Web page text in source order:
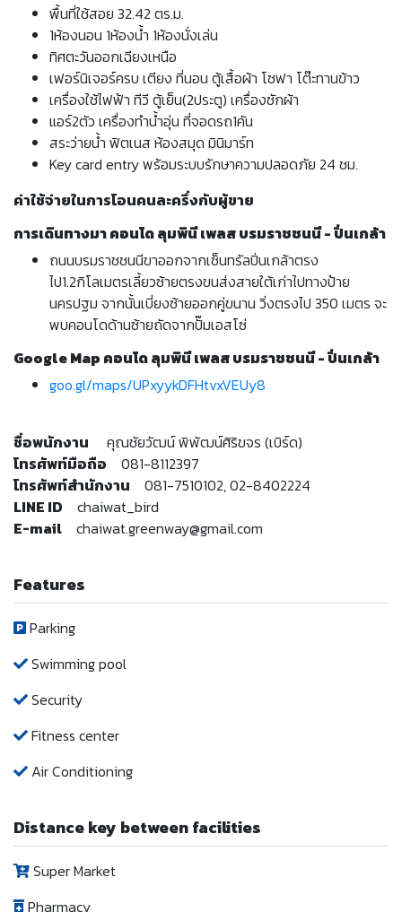
พื้นที่ใช้สอย 32.42 ตร.ม.
1ห้องนอน 1ห้องน้ำ 1ห้องนั่งเล่น
ทิศตะวันออกเฉียงเหนือ
เฟอร์นิเจอร์ครบ เตียง ที่นอน ตู้เสื้อผ้า โซฟา โต๊ะทานข้าว
เครื่องใช้ไฟฟ้า ทีวี ตู้เย็น(2ประตู) เครื่องซักผ้า
แอร์2ตัว เครื่องทำน้ำอุ่น ที่จอดรถ1คัน
สระว่ายน้ำ ฟิตเนส ห้องสมุด มินิมาร์ท
Key card entry พร้อมระบบรักษาความปลอดภัย 24 ชม.
ค่าใช้จ่ายในการโอนคนละครึ่งกับผู้ขาย
การเดินทางมา คอนโด ลุมพินี เพลส บรมราชชนนี - ปิ่นเกล้า
ถนนบรมราชชนนีขาออกจากเซ็นทรัลปิ่นเกล้าตรง
ไป1.2กิโลเมตรเลี้ยวซ้ายตรงขนส่งสายใต้เก่าไปทางป้าย
นครปฐม จากนั้นเบี่ยงซ้ายออกคู่ขนาน วิ่งตรงไป 350 เมตร จะ
พบคอนโดด้านซ้ายถัดจากปั๊มเอสโซ่
Google Map คอนโด ลุมพินี เพลส บรมราชชนนี - ปิ่นเกล้า
goo.gl/maps/UPxyykDFHtvxVEUy8
ชื่อพนักงาน คุณชัยวัฒน์ พิพัฒน์ศิริขจร (เบิร์ด)
โทรศัพท์มือถือ 081-8112397
โทรศัพท์สำนักงาน 081-7510102, 02-8402224
LINE ID chaiwat_bird
E-mail chaiwat.greenway@gmail.com
Features
Parking
Swimming pool
Security
Fitness center
Air Conditioning
Distance key between facilities
Super Market
Pharmacy